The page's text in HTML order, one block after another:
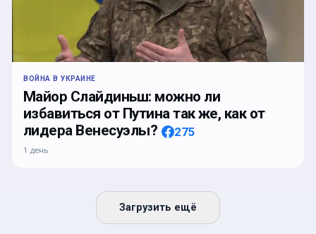
ВОЙНА В УКРАИНЕ
Майор Слайдиньш: можно ли
избавиться от Путина так же, как от
лидера Венесуэлы?
275
1 день
Загрузить ещё